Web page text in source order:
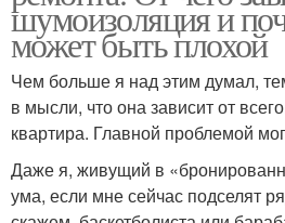
шумоизоляция и
может быть плохой
Чем больше я над этим думал,
в мысли, что она зависит от
квартира. Главной проблемой
Даже я, живущий в
ума, если мне сейчас подселят